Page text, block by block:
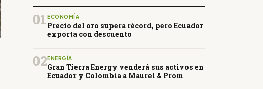
01 ECONOMÍA
Precio del oro supera récord, pero Ecuador
exporta con descuento
02 ENERGÍA
Gran Tierra Energy venderá sus activos en
Ecuador y Colombia a Maurel & Prom